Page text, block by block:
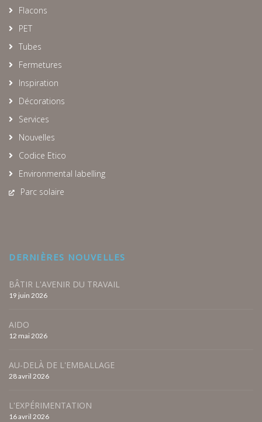
Flacons
PET
Tubes
Fermetures
Inspiration
Décorations
Services
Nouvelles
Codice Etico
Environmental labelling
Parc solaire
DERNIÈRES NOUVELLES
BÂTIR L'AVENIR DU TRAVAIL
19 juin 2026
AIDO
12 mai 2026
AU-DELÀ DE L'EMBALLAGE
28 avril 2026
L'EXPÉRIMENTATION
16 avril 2026